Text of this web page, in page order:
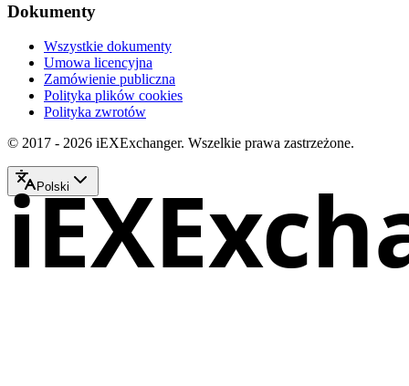
Dokumenty
Wszystkie dokumenty
Umowa licencyjna
Zamówienie publiczna
Polityka plików cookies
Polityka zwrotów
© 2017 - 2026 iEXExchanger. Wszelkie prawa zastrzeżone.
Polski